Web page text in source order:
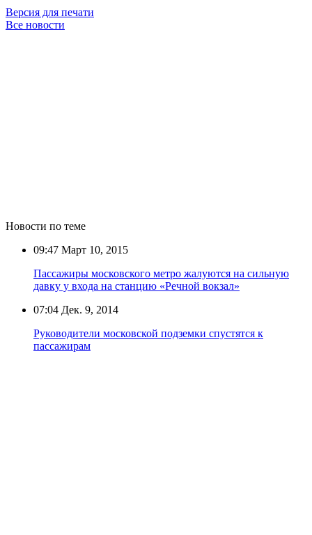
Версия для печати
Все новости
Новости по теме
09:47 Март 10, 2015
Пассажиры московского метро жалуются на сильную
давку у входа на станцию «Речной вокзал»
07:04 Дек. 9, 2014
Руководители московской подземки спустятся к
пассажирам